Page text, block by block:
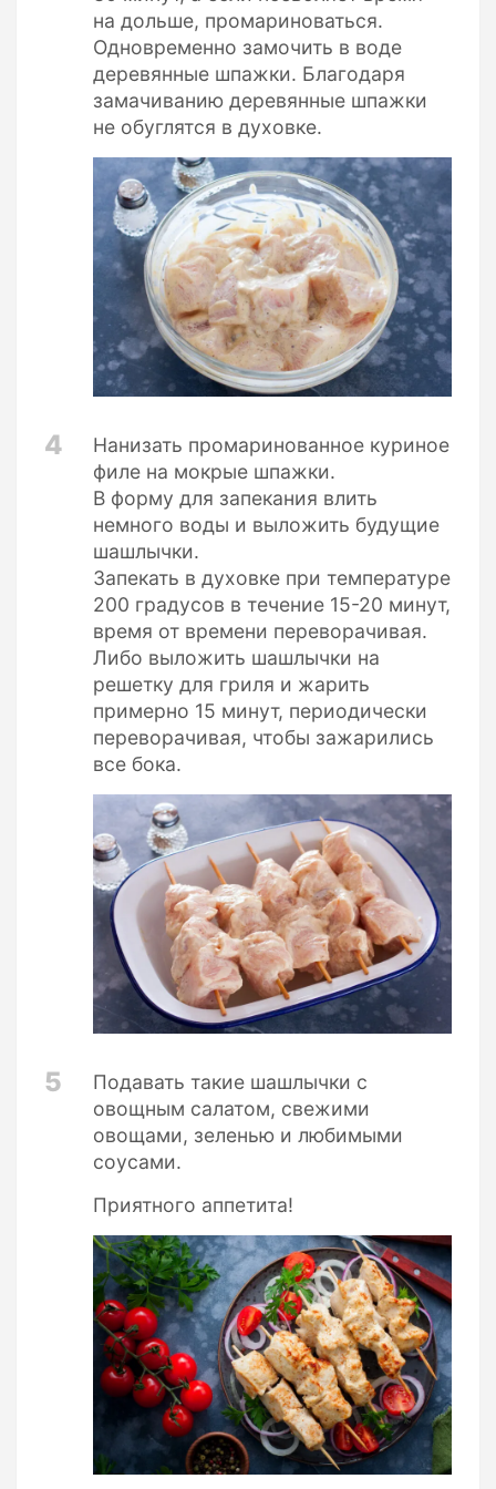
на дольше, промариноваться.
Одновременно замочить в воде
деревянные шпажки. Благодаря
замачиванию деревянные шпажки
не обуглятся в духовке.
4
Нанизать промаринованное куриное
филе на мокрые шпажки.
В форму для запекания влить
немного воды и выложить будущие
шашлычки.
Запекать в духовке при температуре
200 градусов в течение 15-20 минут,
время от времени переворачивая.
Либо выложить шашлычки на
решетку для гриля и жарить
примерно 15 минут, периодически
переворачивая, чтобы зажарились
все бока.
5
Подавать такие шашлычки с
овощным салатом, свежими
овощами, зеленью и любимыми
соусами.
Приятного аппетита!